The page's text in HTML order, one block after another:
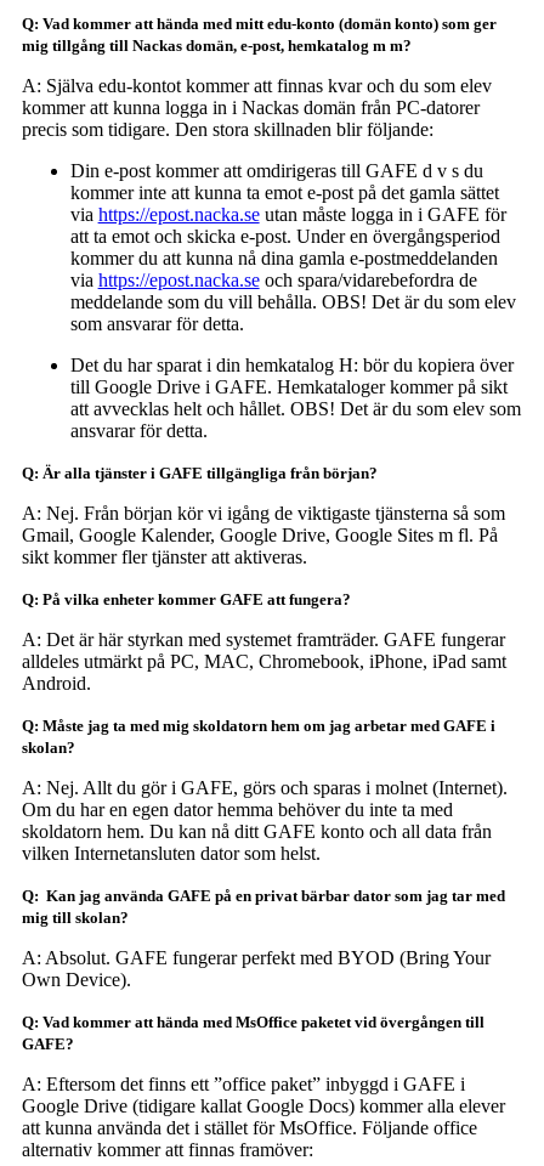
Q: Vad kommer att hända med mitt edu-konto (domän konto) som ger
mig tillgång till Nackas domän, e-post, hemkatalog m m?
A: Själva edu-kontot kommer att finnas kvar och du som elev
kommer att kunna logga in i Nackas domän från PC-datorer
precis som tidigare. Den stora skillnaden blir följande:
Din e-post kommer att omdirigeras till GAFE d v s du
kommer inte att kunna ta emot e-post på det gamla sättet
via https://epost.nacka.seutan måste logga in i GAFE för
att ta emot och skicka e-post. Under en övergångsperiod
kommer du att kunna nå dina gamla e-postmeddelanden
via https://epost.nacka.seoch spara/vidarebefordra de
meddelande som du vill behålla. OBS! Det är du som elev
som ansvarar för detta.
Det du har sparat i din hemkatalog H: bör du kopiera över
till Google Drive i GAFE. Hemkataloger kommer på sikt
att avvecklas helt och hållet. OBS! Det är du som elev som
ansvarar för detta.
Q: Är alla tjänster i GAFE tillgängliga från början?
A: Nej. Från början kör vi igång de viktigaste tjänsterna så som
Gmail, Google Kalender, Google Drive, Google Sites m fl. På
sikt kommer fler tjänster att aktiveras.
Q: På vilka enheter kommer GAFE att fungera?
A: Det är här styrkan med systemet framträder. GAFE fungerar
alldeles utmärkt på PC, MAC, Chromebook, iPhone, iPad samt
Android.
Q: Måste jag ta med mig skoldatorn hem om jag arbetar med GAFE i
skolan?
A: Nej. Allt du gör i GAFE, görs och sparas i molnet (Internet).
Om du har en egen dator hemma behöver du inte ta med
skoldatorn hem. Du kan nå ditt GAFE konto och all data från
vilken Internetansluten dator som helst.
Q: Kan jag använda GAFE på en privat bärbar dator som jag tar med
mig till skolan?
A: Absolut. GAFE fungerar perfekt med BYOD (Bring Your
Own Device).
Q: Vad kommer att hända med MsOffice paketet vid övergången till
GAFE?
A: Eftersom det finns ett ”office paket” inbyggd i GAFE i
Google Drive (tidigare kallat Google Docs) kommer alla elever
att kunna använda det i stället för MsOffice. Följande office
alternativ kommer att finnas framöver: